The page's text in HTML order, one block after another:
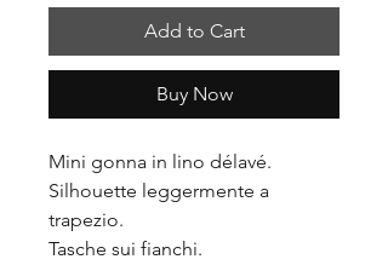
Add to Cart
Buy Now
Mini gonna in lino délavé.
Silhouette leggermente a
trapezio.
Tasche sui fianchi.